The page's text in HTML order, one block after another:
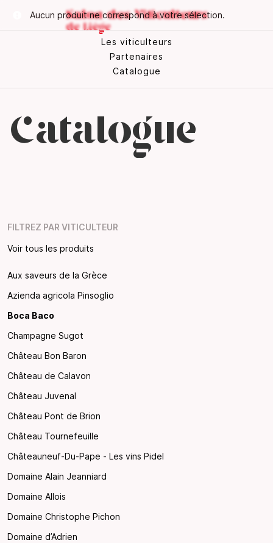
Les viticulteurs
Partenaires
Catalogue
Catalogue
Aucun produit ne correspond à votre sélection.
FILTREZ PAR VITICULTEUR
Voir tous les produits
Aux saveurs de la Grèce
Azienda agricola Pinsoglio
Boca Baco
Champagne Sugot
Château Bon Baron
Château de Calavon
Château Juvenal
Château Pont de Brion
Château Tournefeuille
Châteauneuf-Du-Pape - Les vins Pidel
Domaine Alain Jeanniard
Domaine Allois
Domaine Christophe Pichon
Domaine d’Adrien